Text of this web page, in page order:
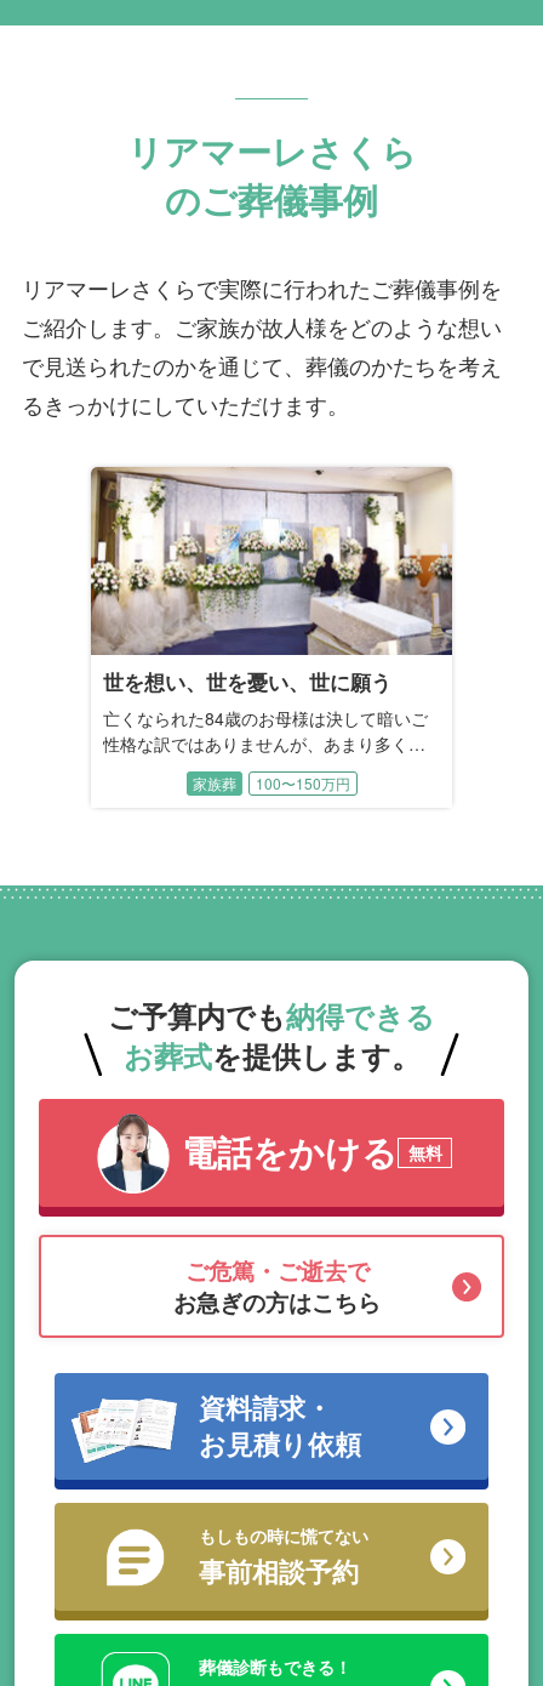
リアマーレさくら
のご葬儀事例
リアマーレさくらで実際に行われたご葬儀事例を
ご紹介します。ご家族が故人様をどのような想い
で見送られたのかを通じて、葬儀のかたちを考え
るきっかけにしていただけます。
世を想い、世を憂い、世に願う
亡くなられた84歳のお母様は決して暗いご
性格な訳ではありませんが、あまり多くを
語らず、同居しているご長女様との日常会
話は少なかったそうです。 しかし、晩年始
に語られておりました。
家族葬 100〜150万円
ご予算内でも納得できる
お葬式を提供します。
電話をかける 無料
ご危篤・ご逝去で
お急ぎの方はこちら
資料請求・
お見積り依頼
もしもの時に慌てない
事前相談予約
葬儀診断もできる！